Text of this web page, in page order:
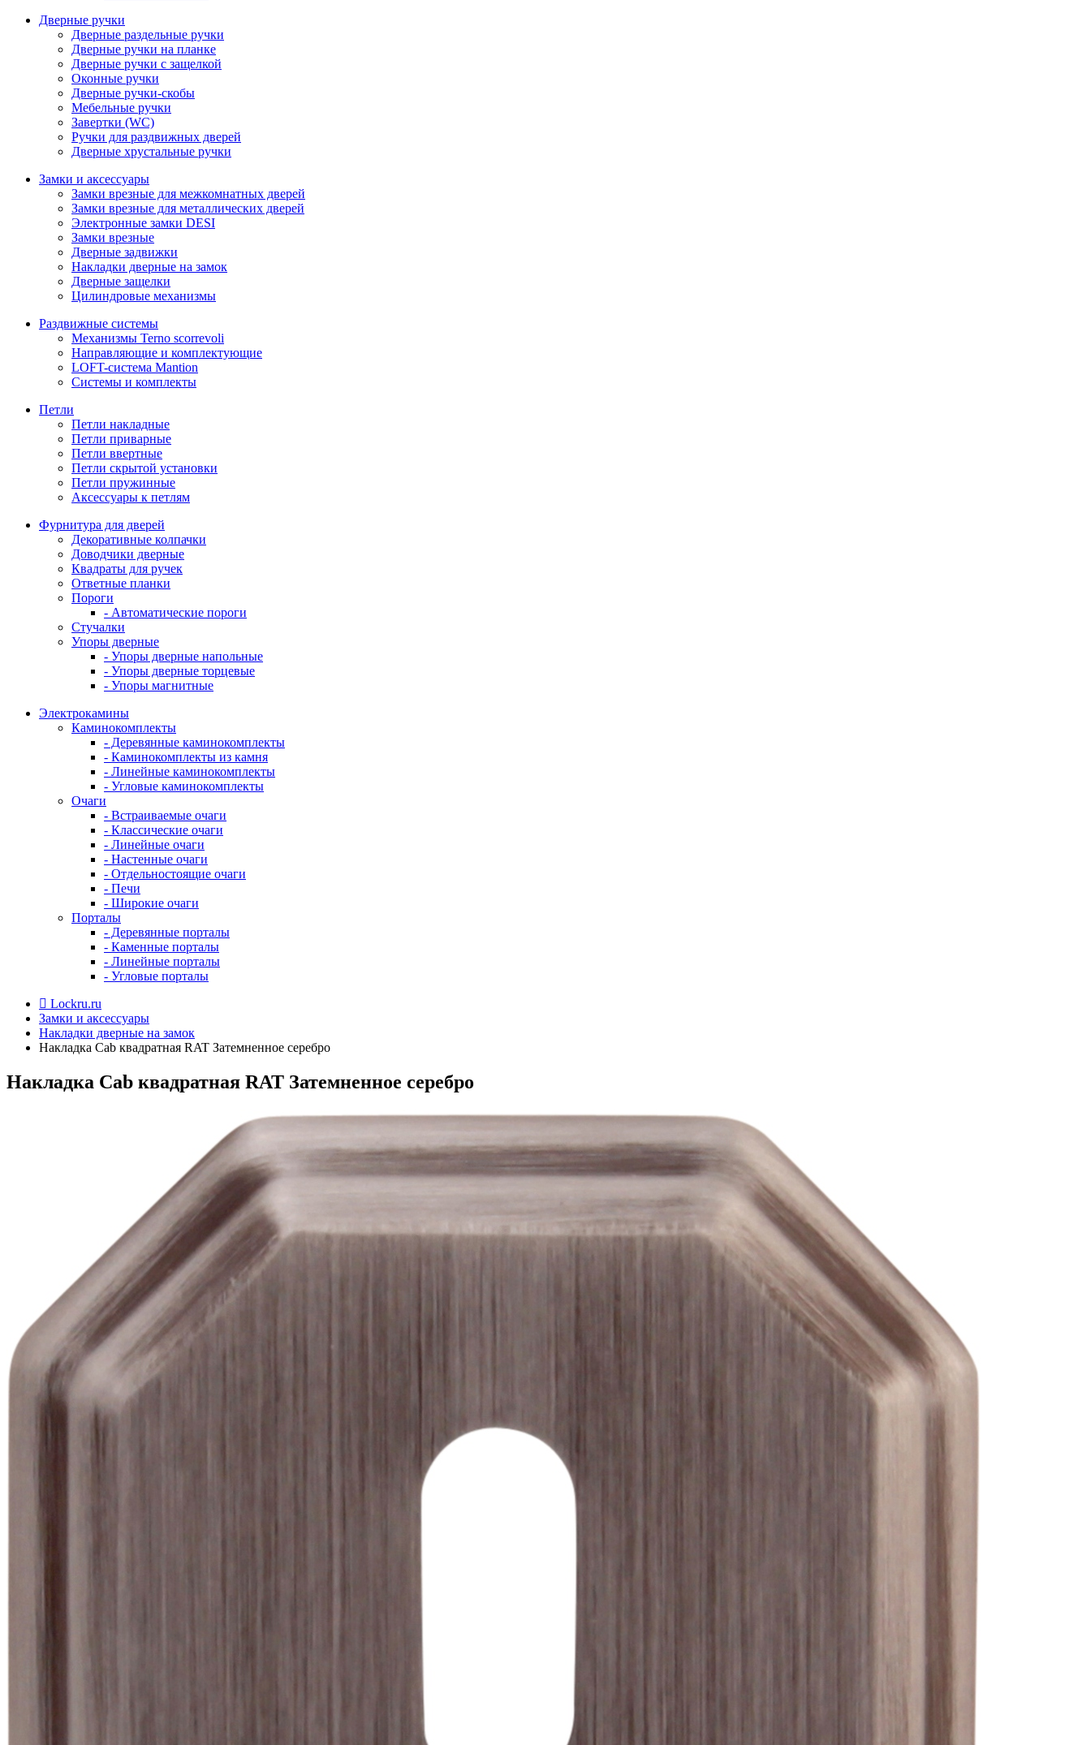
Дверные ручки
Дверные раздельные ручки
Дверные ручки на планке
Дверные ручки с защелкой
Оконные ручки
Дверные ручки-скобы
Мебельные ручки
Завертки (WC)
Ручки для раздвижных дверей
Дверные хрустальные ручки
Замки и аксессуары
Замки врезные для межкомнатных дверей
Замки врезные для металлических дверей
Электронные замки DESI
Замки врезные
Дверные задвижки
Накладки дверные на замок
Дверные защелки
Цилиндровые механизмы
Раздвижные системы
Механизмы Terno scorrevoli
Направляющие и комплектующие
LOFT-cистема Mantion
Системы и комплекты
Петли
Петли накладные
Петли приварные
Петли ввертные
Петли скрытой установки
Петли пружинные
Аксессуары к петлям
Фурнитура для дверей
Декоративные колпачки
Доводчики дверные
Квадраты для ручек
Ответные планки
Пороги
- Автоматические пороги
Стучалки
Упоры дверные
- Упоры дверные напольные
- Упоры дверные торцевые
- Упоры магнитные
Электрокамины
Каминокомплекты
- Деревянные каминокомплекты
- Каминокомплекты из камня
- Линейные каминокомплекты
- Угловые каминокомплекты
Очаги
- Встраиваемые очаги
- Классические очаги
- Линейные очаги
- Настенные очаги
- Отдельностоящие очаги
- Печи
- Широкие очаги
Порталы
- Деревянные порталы
- Каменные порталы
- Линейные порталы
- Угловые порталы
Lockru.ru
Замки и аксессуары
Накладки дверные на замок
Накладка Cab квадратная RAT Затемненное серебро
Накладка Cab квадратная RAT Затемненное серебро